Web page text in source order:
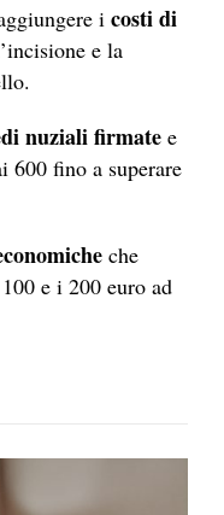
i costi di
e la
nuziali firmate e
600 fino a superare
che
e i 200 euro ad